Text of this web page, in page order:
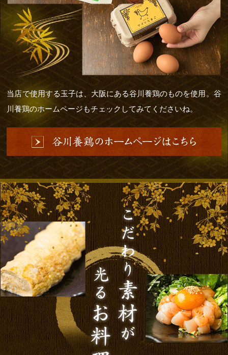
当店で使用する玉子は、大阪にある谷川養鶏のものを使用。谷
川養鶏のホームページもチェックしてみてくださいね。